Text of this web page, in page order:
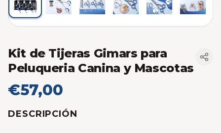
Kit de Tijeras Gimars para
Peluqueria Canina y Mascotas
€57,00
DESCRIPCIÓN